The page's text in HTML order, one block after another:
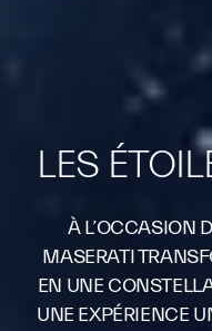
LES
À L’OCCASION
MASERATI
EN UNE
UNE EXPÉRIENCE